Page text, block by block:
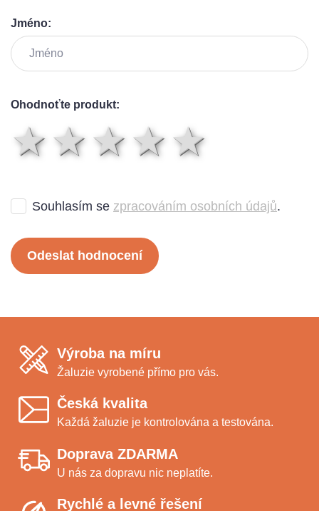
Jméno:
Ohodnoťte produkt:
4
3 hvězdy
2 hvězdy
1 hvězda
Souhlasím se zpracováním osobních údajů.
Odeslat hodnocení
Výroba na míru
Žaluzie vyrobené přímo pro vás.
Česká kvalita
Každá žaluzie je kontrolována a testována.
Doprava ZDARMA
U nás za dopravu nic neplatíte.
Rychlé a levné řešení